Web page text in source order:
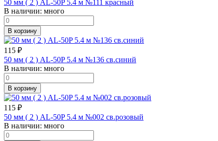
50 мм ( 2 ) AL-50P 5.4 м №111 красный
В наличии: много
В корзину
115 ₽
50 мм ( 2 ) AL-50P 5.4 м №136 св.синий
В наличии: много
В корзину
115 ₽
50 мм ( 2 ) AL-50P 5.4 м №002 св.розовый
В наличии: много